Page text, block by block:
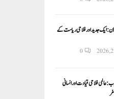
ایک جدید اور فلاحی ریاست کے
0
فلاحی قیادت اور انسانی